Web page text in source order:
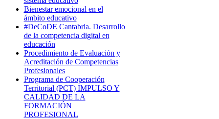
Bienestar emocional en el
ámbito educativo
#DeCoDE Cantabria. Desarrollo
de la competencia digital en
educación
Procedimiento de Evaluación y
Acreditación de Competencias
Profesionales
Programa de Cooperación
Territorial (PCT) IMPULSO Y
CALIDAD DE LA
FORMACIÓN
PROFESIONAL